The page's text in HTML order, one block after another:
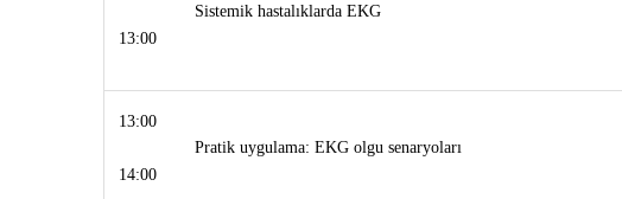
13:00
Sistemik hastalıklarda EKG
13:00
14:00
Pratik uygulama: EKG olgu senaryoları